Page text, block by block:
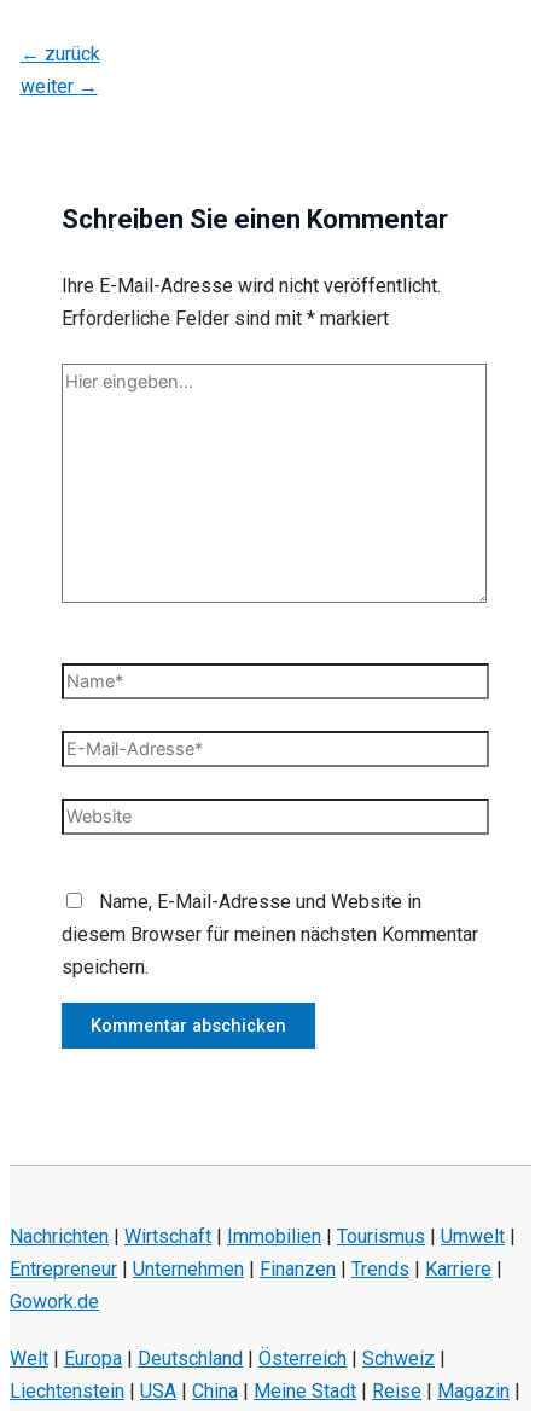
← zurück
weiter →
Schreiben Sie einen Kommentar
Ihre E-Mail-Adresse wird nicht veröffentlicht.
Erforderliche Felder sind mit *markiert
Hier
Name*
E-
Adresse*
Website
Name, E-Mail-Adresse und Website in
diesem Browser für meinen nächsten Kommentar
speichern.
Nachrichten | Wirtschaft | Immobilien | Tourismus | Umwelt |
Entrepreneur | Unternehmen | Finanzen | Trends | Karriere |
Gowork.de
Welt | Europa | Deutschland | Österreich | Schweiz |
Liechtenstein | USA | China | Meine Stadt | Reise | Magazin |